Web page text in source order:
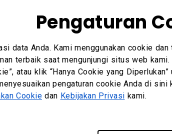
Pengaturan
data Anda. Kami menggunakan cookie
terbaik saat mengunjungi situs web
atau klik “Hanya Cookie yang
pengaturan cookie Anda di sini
Cookie dan Kebijakan Privasi kami.
& Collaboration
Iya Tidak